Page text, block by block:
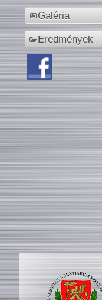
Galéria
Eredmények